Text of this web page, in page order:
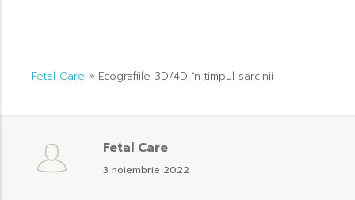
Fetal Care » Ecografiile 3D/4D în timpul sarcinii
Fetal Care
3 noiembrie 2022